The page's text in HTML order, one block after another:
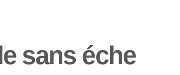
sans éche